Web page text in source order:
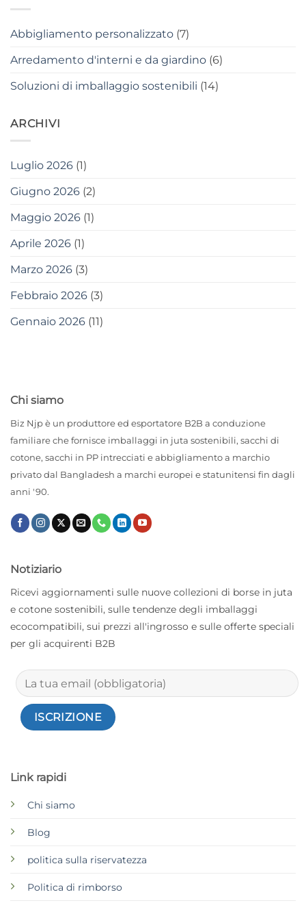
Abbigliamento personalizzato (7)
Arredamento d'interni e da giardino (6)
Soluzioni di imballaggio sostenibili (14)
ARCHIVI
Luglio 2026 (1)
Giugno 2026 (2)
Maggio 2026 (1)
Aprile 2026 (1)
Marzo 2026 (3)
Febbraio 2026 (3)
Gennaio 2026 (11)
Chi siamo
Biz Njp è un produttore ed esportatore B2B a conduzione
familiare che fornisce imballaggi in juta sostenibili, sacchi di
cotone, sacchi in PP intrecciati e abbigliamento a marchio
privato dal Bangladesh a marchi europei e statunitensi fin dagli
anni '90.
Link rapidi
Chi siamo
Blog
politica sulla riservatezza
Politica di rimborso
Notiziario
Ricevi aggiornamenti sulle nuove collezioni di borse in juta
e cotone sostenibili, sulle tendenze degli imballaggi
ecocompatibili, sui prezzi all'ingrosso e sulle offerte speciali
per gli acquirenti B2B